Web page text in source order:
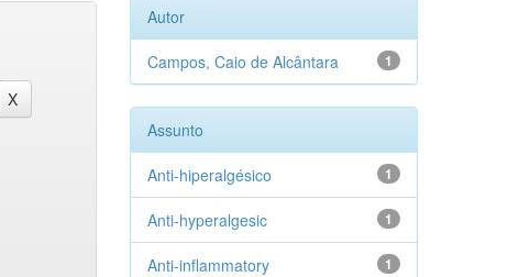
Autor
1
Campos, Caio de Alcântara
Assunto
1
Anti-hiperalgésico
1
Anti-hyperalgesic
1
Anti-inflammatory